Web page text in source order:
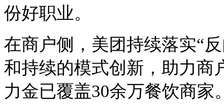
份好职业。
在商户侧，美团持续落实“
和持续的模式创新，助力商
力金已覆盖30余万餐饮商